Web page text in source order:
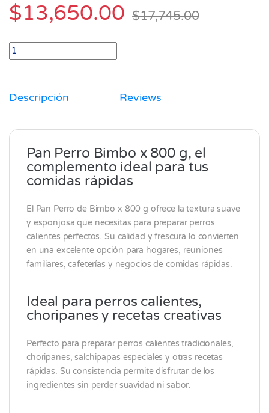
$13,650.00 $17,745.00
Pan Perro 10 unidades Bimbo x 800 gr quantity
Descripción Reviews
Pan Perro Bimbo x 800 g, el
complemento ideal para tus
comidas rápidas
El Pan Perro de Bimbo x 800 g ofrece la textura suave
y esponjosa que necesitas para preparar perros
calientes perfectos. Su calidad y frescura lo convierten
en una excelente opción para hogares, reuniones
familiares, cafeterías y negocios de comidas rápidas.
Ideal para perros calientes,
choripanes y recetas creativas
Perfecto para preparar perros calientes tradicionales,
choripanes, salchipapas especiales y otras recetas
rápidas. Su consistencia permite disfrutar de los
ingredientes sin perder suavidad ni sabor.